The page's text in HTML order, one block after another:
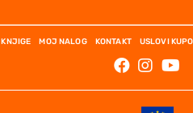
KNJIGE MOJ NALOG KONTAKT USLOVI